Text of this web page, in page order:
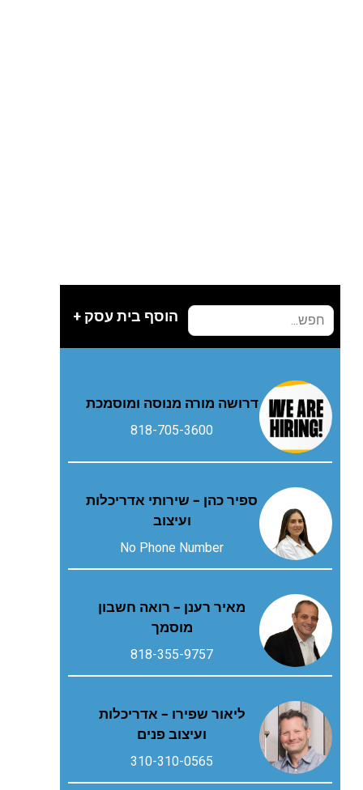
הוסף בית עסק +
דרושה מורה מנוסה ומוסמכת
818-705-3600
ספיר כהן – שירותי אדריכלות
ועיצוב
No Phone Number
מאיר רענן – רואה חשבון
מוסמך
818-355-9757
ליאור שפירו – אדריכלות
ועיצוב פנים
310-310-0565